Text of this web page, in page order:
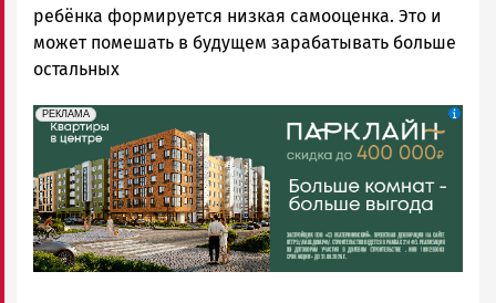
ребёнка формируется низкая самооценка. Это и
может помешать в будущем зарабатывать больше
остальных
erid: 2SDnjdeSPnB
РЕКЛАМА
Реклама